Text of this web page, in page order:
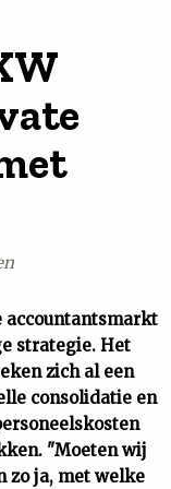
accountantsmarkt
strategie. Het
zich al een
consolidatie en
"Moeten wij
zo ja, met welke